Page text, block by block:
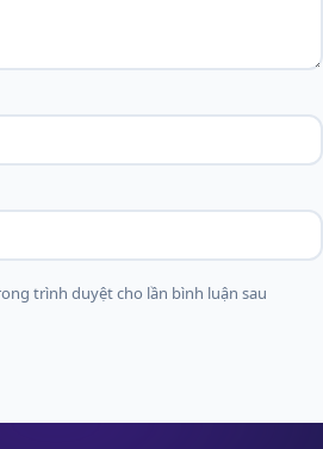
trình duyệt cho lần bình luận sau